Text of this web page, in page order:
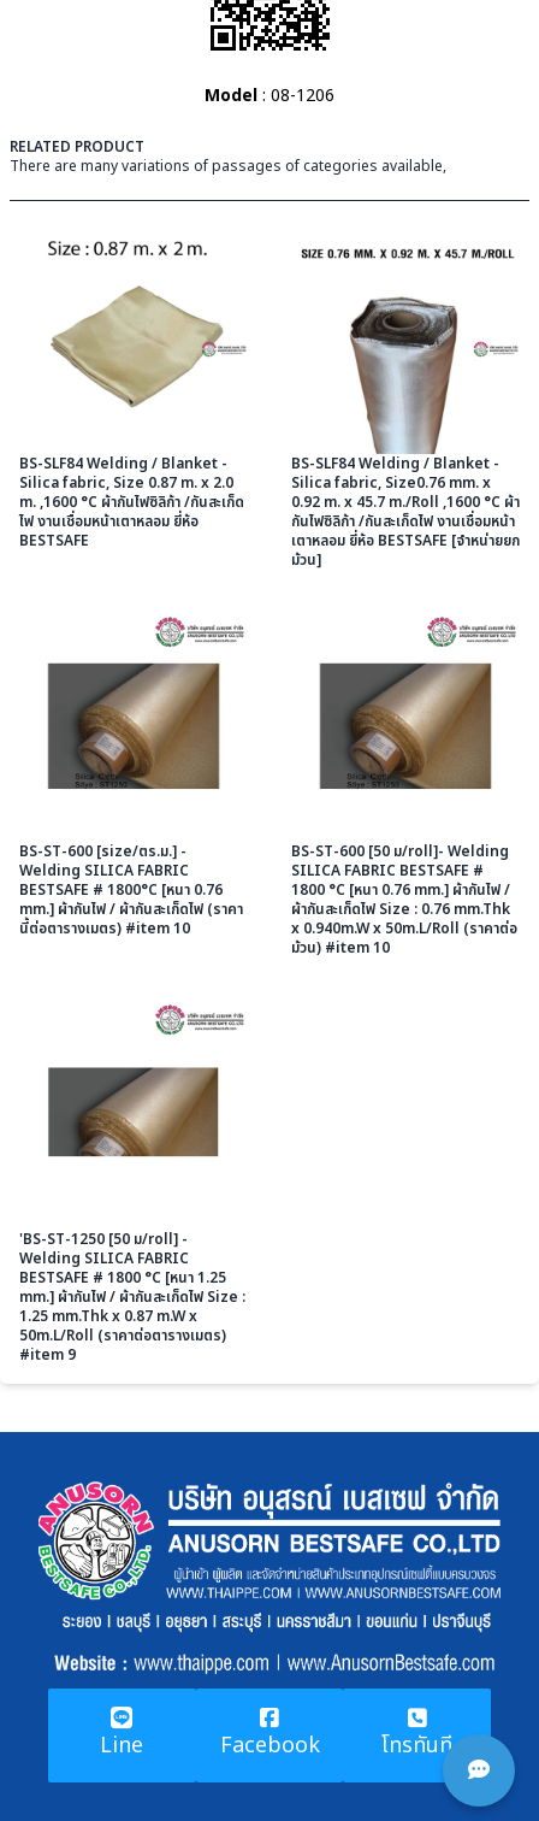
Model: 08-1206
RELATED PRODUCT
There are many variations of passages of categories available,
BS-SLF84 Welding / Blanket -
Silica fabric, Size 0.87 m. x 2.0
m. ,1600 °C ผ้ากันไฟซิลิก้า /กันสะเก็ด
ไฟ งานเชื่อมหน้าเตาหลอม ยี่ห้อ
BESTSAFE
BS-SLF84 Welding / Blanket -
Silica fabric, Size0.76 mm. x
0.92 m. x 45.7 m./Roll ,1600 °C ผ้า
กันไฟซิลิก้า /กันสะเก็ดไฟ งานเชื่อมหน้า
เตาหลอม ยี่ห้อ BESTSAFE [จำหน่ายยก
ม้วน]
BS-ST-600 [size/ตร.ม.] -
Welding SILICA FABRIC
BESTSAFE # 1800°C [หนา 0.76
mm.] ผ้ากันไฟ / ผ้ากันสะเก็ดไฟ (ราคา
นี้ต่อตารางเมตร) #item 10
BS-ST-600 [50 ม/roll]- Welding
SILICA FABRIC BESTSAFE #
1800 °C [หนา 0.76 mm.] ผ้ากันไฟ /
ผ้ากันสะเก็ดไฟ Size : 0.76 mm.Thk
x 0.940m.W x 50m.L/Roll (ราคาต่อ
ม้วน) #item 10
'BS-ST-1250 [50 ม/roll] -
Welding SILICA FABRIC
BESTSAFE # 1800 °C [หนา 1.25
mm.] ผ้ากันไฟ / ผ้ากันสะเก็ดไฟ Size :
1.25 mm.Thk x 0.87 m.W x
50m.L/Roll (ราคาต่อตารางเมตร)
#item 9
Line Facebook โทรทันที